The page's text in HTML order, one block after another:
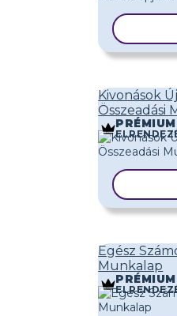
Kivonások
Összeadási
PRÉMIUM
Egész
Munkalap
PRÉMIUM